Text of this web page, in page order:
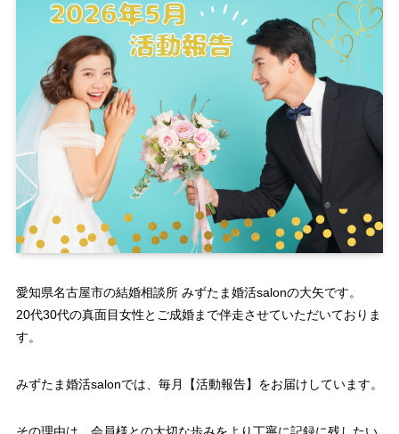
愛知県名古屋市の結婚相談所 みずたま婚活salonの大矢です。
20代30代の真面目女性とご成婚まで伴走させていただいておりま
す。
みずたま婚活salonでは、毎月【活動報告】をお届けしています。